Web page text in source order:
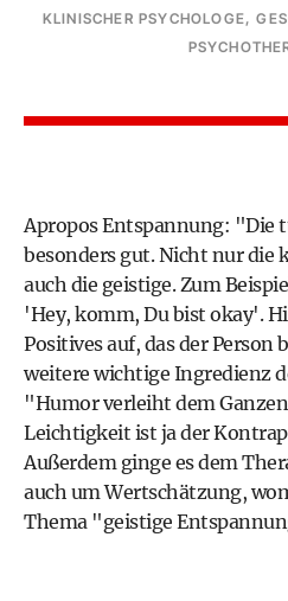
KLINISCHER PSYCHOLOGE,
Apropos Entspannung: "Die
besonders gut. Nicht nur die
auch die geistige. Zum
'Hey, komm, Du bist okay'.
Positives auf, das der
weitere wichtige Ingredienz
"Humor verleiht dem
Leichtigkeit ist ja der
Außerdem ginge es dem
auch um Wertschätzung,
Thema "geistige